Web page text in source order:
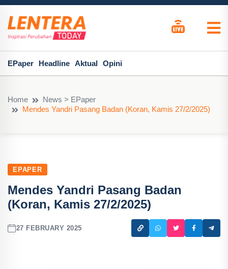
EPaper Headline Aktual Opini
Home
News > EPaper
Mendes Yandri Pasang Badan (Koran, Kamis 27/2/2025)
EPAPER
Mendes Yandri Pasang Badan
(Koran, Kamis 27/2/2025)
27 FEBRUARY 2025